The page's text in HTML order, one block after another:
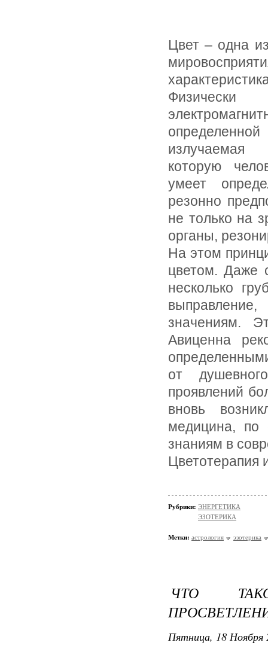
Цвет – одна
которую
умеет
резонно
не только на
органы,
На этом
цветом. Даже
несколько
значениям.
Авиценна
от
проявлений
вновь
медицина, по
знаниям в
Цветотерапия
Рубрики: ЭНЕРГЕТИКА
ЭЗОТЕРИКА
Метки: астрология эзотерика
ЧТО
Пятница, 18 Ноября